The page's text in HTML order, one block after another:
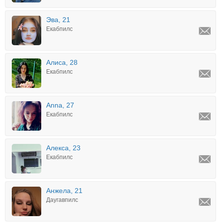
Эва, 21
Екабпилс
Алиса, 28
Екабпилс
Anna, 27
Екабпилс
Алекса, 23
Екабпилс
Анжела, 21
Даугавпилс